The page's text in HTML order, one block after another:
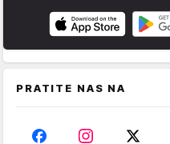
PRATITE NAS NA